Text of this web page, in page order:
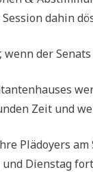
dahin
der
Zeit und
Plä­doy­ers
Diens­tag